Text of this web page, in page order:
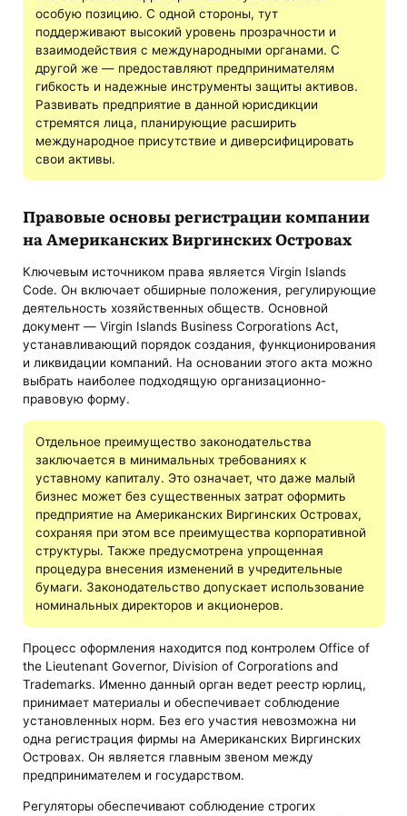
особую позицию. С одной стороны, тут
поддерживают высокий уровень прозрачности и
взаимодействия с международными органами. С
другой же — предоставляют предпринимателям
гибкость и надежные инструменты защиты активов.
Развивать предприятие в данной юрисдикции
стремятся лица, планирующие расширить
международное присутствие и диверсифицировать
свои активы.
Правовые основы регистрации компании
на Американских Виргинских Островах
Ключевым источником права является Virgin Islands
Code. Он включает обширные положения, регулирующие
деятельность хозяйственных обществ. Основной
документ — Virgin Islands Business Corporations Act,
устанавливающий порядок создания, функционирования
и ликвидации компаний. На основании этого акта можно
выбрать наиболее подходящую организационно-
правовую форму.
Отдельное преимущество законодательства
заключается в минимальных требованиях к
уставному капиталу. Это означает, что даже малый
бизнес может без существенных затрат оформить
предприятие на Американских Виргинских Островах,
сохраняя при этом все преимущества корпоративной
структуры. Также предусмотрена упрощенная
процедура внесения изменений в учредительные
бумаги. Законодательство допускает использование
номинальных директоров и акционеров.
Процесс оформления находится под контролем Office of
the Lieutenant Governor, Division of Corporations and
Trademarks. Именно данный орган ведет реестр юрлиц,
принимает материалы и обеспечивает соблюдение
установленных норм. Без его участия невозможна ни
одна регистрация фирмы на Американских Виргинских
Островах. Он является главным звеном между
предпринимателем и государством.
Регуляторы обеспечивают соблюдение строгих